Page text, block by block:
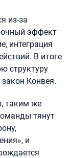
из-за
эффект
интеграция
В итоге
структуру
Конвея.
таким же
тянут
и